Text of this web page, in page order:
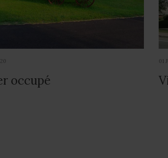
occupé
01